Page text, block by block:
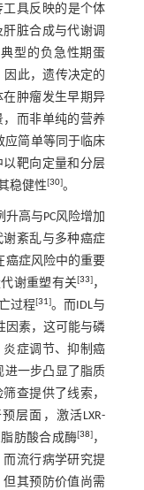
工具反映的是个体
脏合成与代谢调
型的负急性期蛋
因此，遗传决定的
肿瘤发生早期异
而非单纯的营养
应简单等同于临床
靶向定量和分层
稳健性[30]。
高与PC风险增加
紊乱与多种癌症
癌症风险中的重要
谢重塑有关[33] ，
过程[31]。而IDL与
因素，这可能与磷
症调节、抑制癌
进一步凸显了脂质
查提供了线索，
层面，激活LXR-
肪酸合成酶[38] ，
流行病学研究提
但其预防价值尚需